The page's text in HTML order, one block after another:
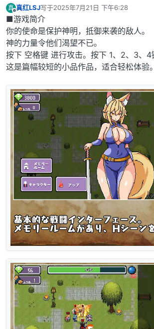
真
离线
真红LSJ写于2025年7月21日 下午6:28
最后由 编辑
■游戏简介
你的使命是保护神明，抵御来袭的敌人。
神的力量令他们渴望不已。
按下 空格键 进行攻击。按下 1、2、3、4
这是篇幅较短的小品作品，适合轻松体验。